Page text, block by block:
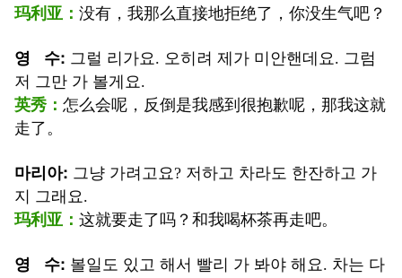
玛利亚 ： 没有，我那么直接地拒绝了，你没生气吧？
영 수: 그럴 리가요. 오히려 제가 미안핸데요. 그럼
저 그만 가 볼게요.
英秀 ： 怎么会呢，反倒是我感到很抱歉呢，那我这就
走了。
마리아: 그냥 가려고요? 저하고 차라도 한잔하고 가
지 그래요.
玛利亚 ： 这就要走了吗？和我喝杯茶再走吧。
영 수: 볼일도 있고 해서 빨리 가 봐야 해요. 차는 다